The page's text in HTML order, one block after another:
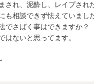
され、泥酔し、レイプされ
も相談できず怯えていました
でさばく事はできますか？
はないと思ってます。